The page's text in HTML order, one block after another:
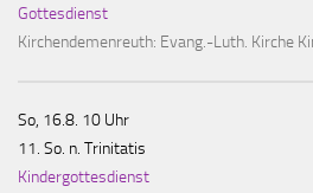
Gottesdienst
Kirchendemenreuth: Evang.-Luth. Kirche
So, 16.8. 10 Uhr
11. So. n. Trinitatis
Kindergottesdienst